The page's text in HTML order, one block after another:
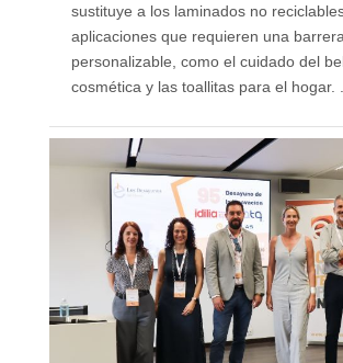
sustituye a los laminados no
aplicaciones que requieren una barrera
personalizable, como el cuidado del
cosmética y las toallitas para el hogar. ...